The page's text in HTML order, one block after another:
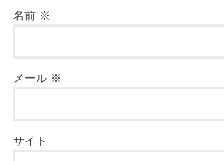
名前 ※
メール ※
サイト